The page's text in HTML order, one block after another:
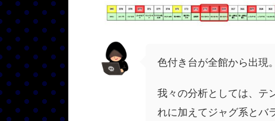
色付き台が全館から出現
我々の分析としては、テ
れに加えてジャグ系とバ